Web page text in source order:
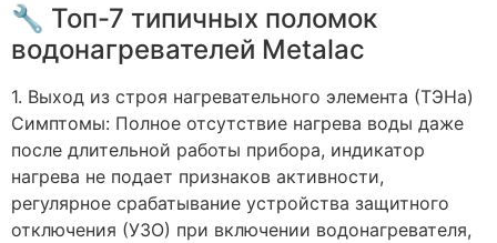
🔧 Топ-7 типичных поломок
водонагревателей Metalac
1. Выход из строя нагревательного элемента (ТЭНа)
Симптомы: Полное отсутствие нагрева воды даже
после длительной работы прибора, индикатор
нагрева не подает признаков активности,
регулярное срабатывание устройства защитного
отключения (УЗО) при включении водонагревателя,